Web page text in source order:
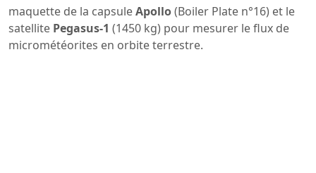
maquette de la capsuleApollo(Boiler Plate n°16) et le
satellite Pegasus-1 (1450 kg) pour mesurer le flux de
micrométéorites en orbite terrestre.